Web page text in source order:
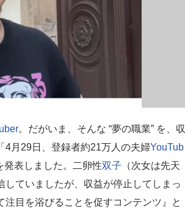
。だがいま、そんな “夢の職業” を、収
4月29日、登録者約21万人の夫婦YouTub
発表しました。二卵性双子 （次女は先天
ていましたが、収益が停止してしまっ
注目を浴びることを促すコンテンツ』と